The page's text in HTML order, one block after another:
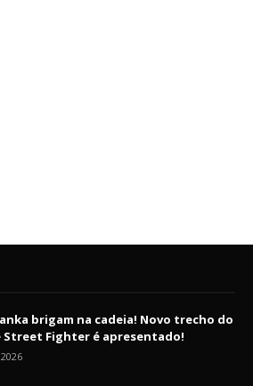
brigam na cadeia! Novo trecho do
Street Fighter é apresentado!